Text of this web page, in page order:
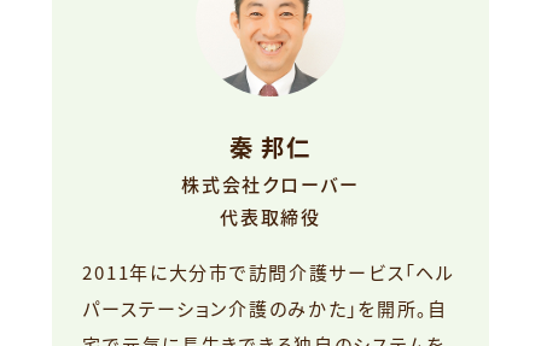
秦 邦仁
株式会社クローバー
代表取締役
2011年に大分市で訪問介護サービス「ヘル
パーステーション介護のみかた」を開所。自